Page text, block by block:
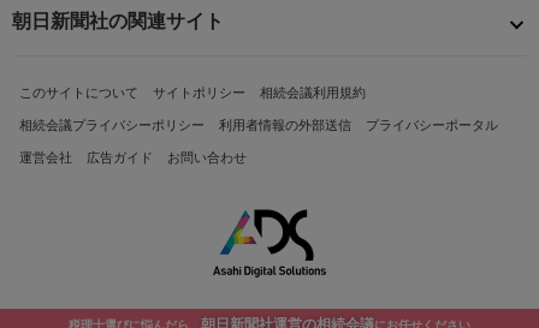
税理士選びに悩んだら、 朝日新聞社運営の相続会議にお任せください
朝日新聞社の関連サイト
このサイトについて サイトポリシー 相続会議利用規約
相続会議プライバシーポリシー 利用者情報の外部送信 プライバシーポータル
運営会社 広告ガイド お問い合わせ
Copyright© The Asahi Shimbun Company. All Rights Reserved.